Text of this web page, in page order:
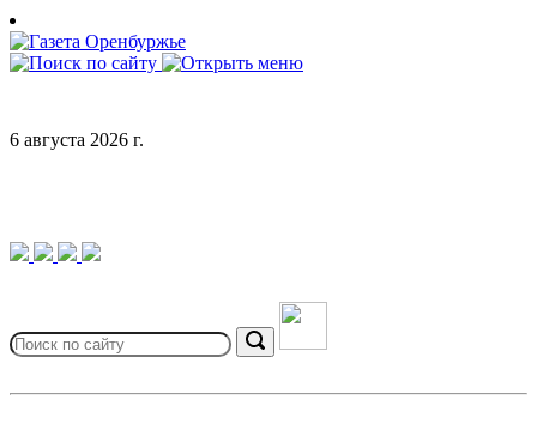
Skip
to
content
6 августа 2026 г.
for:
Search